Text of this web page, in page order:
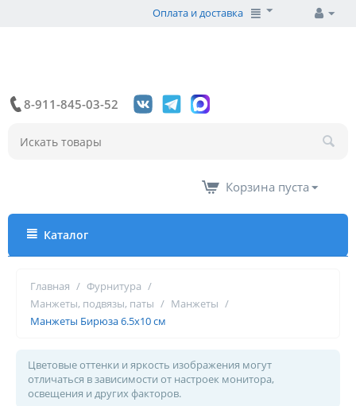
Оплата и доставка
8-911-845-03-52
Корзина пуста
Каталог
Главная / Фурнитура /
Манжеты, подвязы, паты / Манжеты /
Манжеты Бирюза 6.5х10 см
Цветовые оттенки и яркость изображения могут
отличаться в зависимости от настроек монитора,
освещения и других факторов.